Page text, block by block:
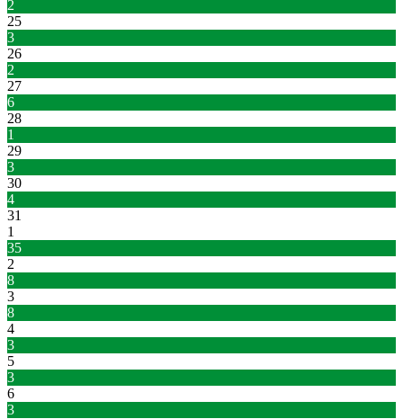
2
25
3
26
2
27
6
28
1
29
3
30
4
31
1
35
2
8
3
8
4
3
5
3
6
3